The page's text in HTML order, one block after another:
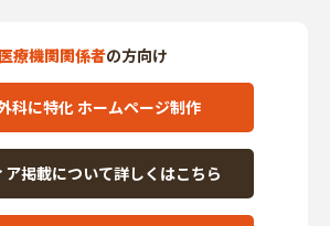
医療機関関係者の方向け
科に特化 ホームページ制作
ア掲載について詳しくはこちら